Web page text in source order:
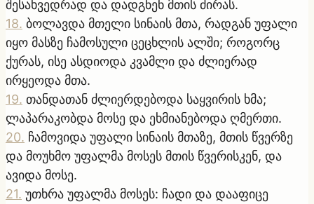
შესახვედრად და დადგნენ მთის ძირას.
18. ბოლავდა მთელი სინაის მთა, რადგან უფალი
იყო მასზე ჩამოსული ცეცხლის ალში; როგორც
ქურას, ისე ასდიოდა კვამლი და ძლიერად
ირყეოდა მთა.
19. თანდათან ძლიერდებოდა საყვირის ხმა;
ლაპარაკობდა მოსე და ეხმიანებოდა ღმერთი.
20. ჩამოვიდა უფალი სინაის მთაზე, მთის წვერზე
და მოუხმო უფალმა მოსეს მთის წვერისკენ, და
ავიდა მოსე.
21. უთხრა უფალმა მოსეს: ჩადი და დააფიცე